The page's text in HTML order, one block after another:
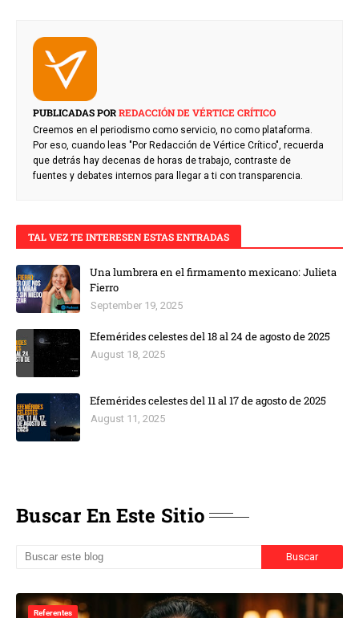
PUBLICADAS PORREDACCIÓN DE VÉRTICE CRÍTICO
Creemos en el periodismo como servicio, no como plataforma.
Por eso, cuando leas "Por Redacción de Vértice Crítico", recuerda
que detrás hay decenas de horas de trabajo, contraste de
fuentes y debates internos para llegar a ti con transparencia.
TAL VEZ TE INTERESEN ESTAS ENTRADAS
Una lumbrera en el firmamento mexicano: Julieta
Fierro
September 19, 2025
Efemérides celestes del 18 al 24 de agosto de 2025
August 18, 2025
Efemérides celestes del 11 al 17 de agosto de 2025
August 11, 2025
Buscar En Este Sitio
Referentes